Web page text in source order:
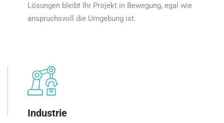
Lösungen bleibt Ihr Projekt in Bewegung, egal wie
anspruchsvoll die Umgebung ist.
Industrie